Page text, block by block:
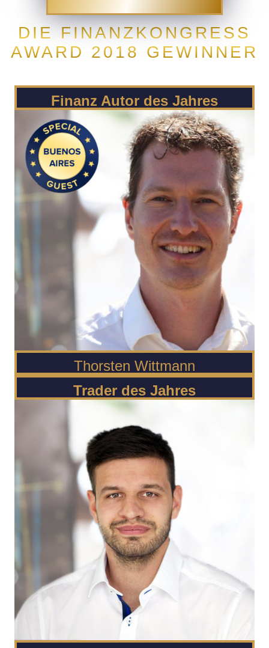
DIE FINANZKONGRESS
AWARD 2018 GEWINNER
Finanz Autor des Jahres
Thorsten Wittmann
Trader des Jahres